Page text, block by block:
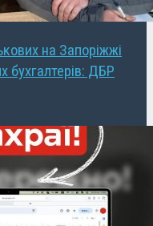
на Запоріжжі
бухгалтерів: ДБР